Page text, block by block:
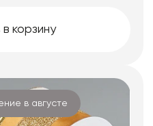
корзину
в августе